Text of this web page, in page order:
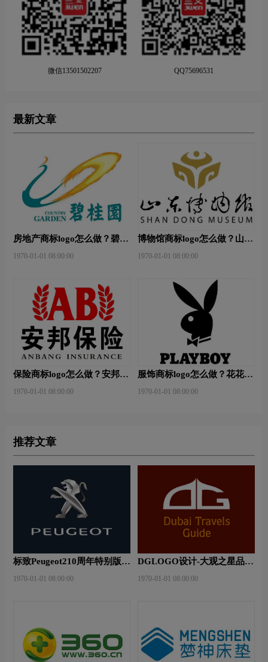
微信13501502207 QQ75696531
最新文章
房地产商标logo怎么做？碧桂
1970-01-01 08:00:00
博物馆商标logo怎么做？山东
logo设计
1970-01-01 08:00:00
保险商标logo怎么做？安邦保
1970-01-01 08:00:00
服饰商标logo怎么做？花花公
1970-01-01 08:00:00
推荐文章
标致Peugeot210周年特别版新
1970-01-01 08:00:00
DGLOGO设计-大观之星品牌
1970-01-01 08:00:00